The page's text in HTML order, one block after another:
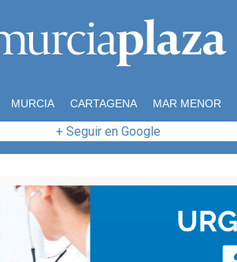
MURCIA CARTAGENA MAR MENOR
+ Seguir en Google